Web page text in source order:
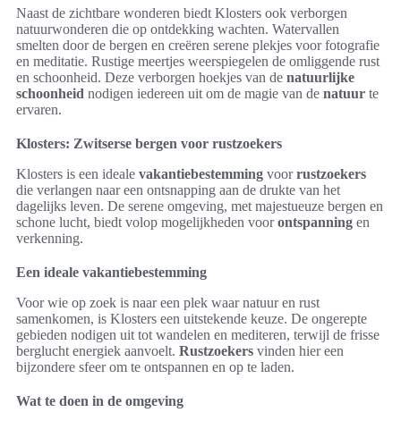
Naast de zichtbare wonderen biedt Klosters ook verborgen
natuurwonderen die op ontdekking wachten. Watervallen
smelten door de bergen en creëren serene plekjes voor fotografie
en meditatie. Rustige meertjes weerspiegelen de omliggende rust
en schoonheid. Deze verborgen hoekjes van de natuurlijke
schoonheid nodigen iedereen uit om de magie van de natuur te
ervaren.
Klosters: Zwitserse bergen voor rustzoekers
Klosters is een ideale vakantiebestemming voorrustzoekers
die verlangen naar een ontsnapping aan de drukte van het
dagelijks leven. De serene omgeving, met majestueuze bergen en
schone lucht, biedt volop mogelijkheden voorontspanning en
verkenning.
Een ideale vakantiebestemming
Voor wie op zoek is naar een plek waar natuur en rust
samenkomen, is Klosters een uitstekende keuze. De ongerepte
gebieden nodigen uit tot wandelen en mediteren, terwijl de frisse
berglucht energiek aanvoelt. Rustzoekers vinden hier een
bijzondere sfeer om te ontspannen en op te laden.
Wat te doen in de omgeving